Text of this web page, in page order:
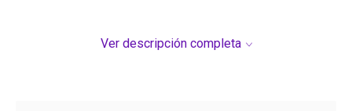
Ver descripción completa